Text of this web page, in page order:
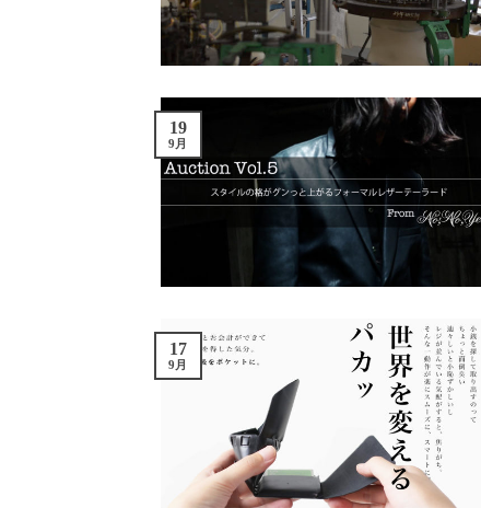
19
9月
17
9月